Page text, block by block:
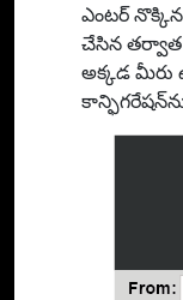
ఎంటర్
చేసిన తర్వాత
అక్కడ మీరు